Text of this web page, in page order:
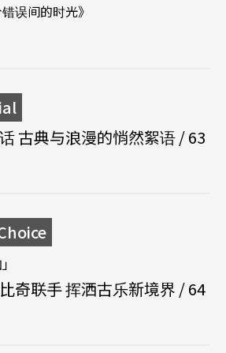
误间的时光》
古典与浪漫的悄然絮语 / 63
奇联手 挥洒古乐新境界 / 64